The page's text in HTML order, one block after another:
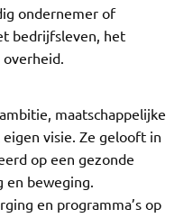
ondernemer of
bedrijfsleven, het
maatschappelijke
visie. Ze gelooft in
op een gezonde
beweging.
en programma’s op